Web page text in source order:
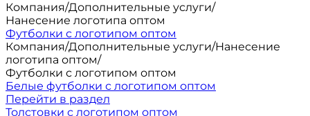
Компания/Дополнительные услуги/
Нанесение логотипа оптом
Футболки с логотипом оптом
Компания/Дополнительные услуги/Нанесение
логотипа оптом/
Футболки с логотипом оптом
Белые футболки с логотипом оптом
Перейти в раздел
Толстовки с логотипом оптом